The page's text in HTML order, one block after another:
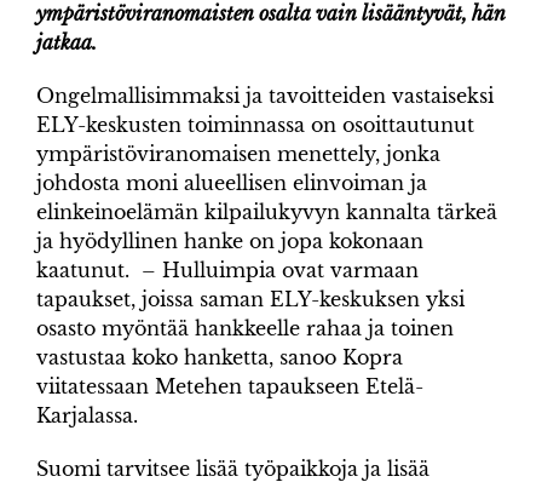
ympäristöviranomaisten osalta vain lisääntyvät, hän
jatkaa.
Ongelmallisimmaksi ja tavoitteiden vastaiseksi
ELY-keskusten toiminnassa on osoittautunut
ympäristöviranomaisen menettely, jonka
johdosta moni alueellisen elinvoiman ja
elinkeinoelämän kilpailukyvyn kannalta tärkeä
ja hyödyllinen hanke on jopa kokonaan
kaatunut. – Hulluimpia ovat varmaan
tapaukset, joissa saman ELY-keskuksen yksi
osasto myöntää hankkeelle rahaa ja toinen
vastustaa koko hanketta, sanoo Kopra
viitatessaan Metehen tapaukseen Etelä-
Karjalassa.
Suomi tarvitsee lisää työpaikkoja ja lisää